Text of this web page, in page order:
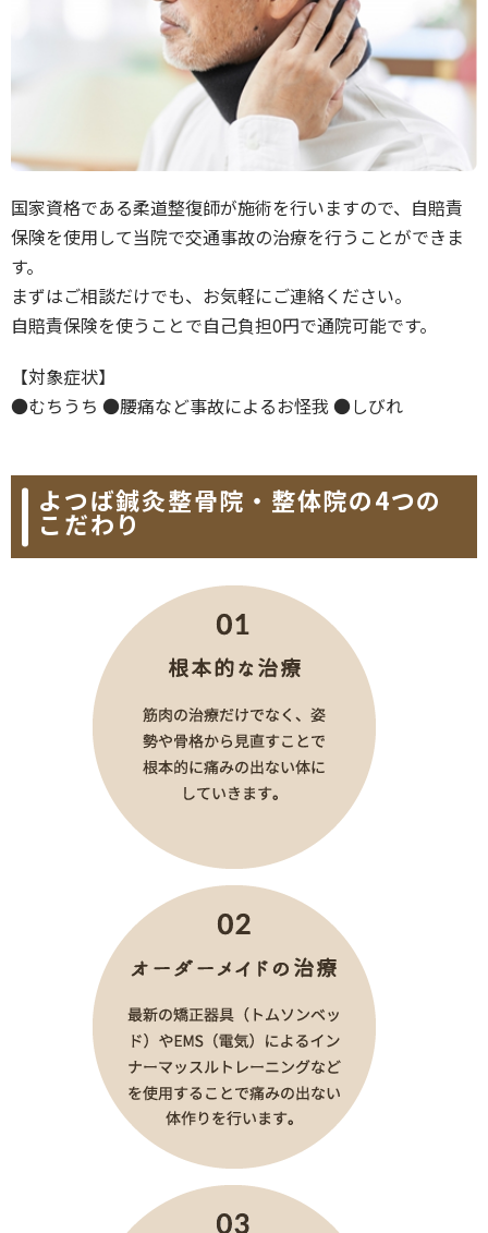
国家資格である柔道整復師が施術を行いますので、自賠責
保険を使用して当院で交通事故の治療を行うことができま
す。
まずはご相談だけでも、お気軽にご連絡ください。
自賠責保険を使うことで自己負担0円で通院可能です。
【対象症状】
●むちうち ●腰痛など事故によるお怪我 ●しびれ
よつば鍼灸整骨院・整体院の4つの
こだわり